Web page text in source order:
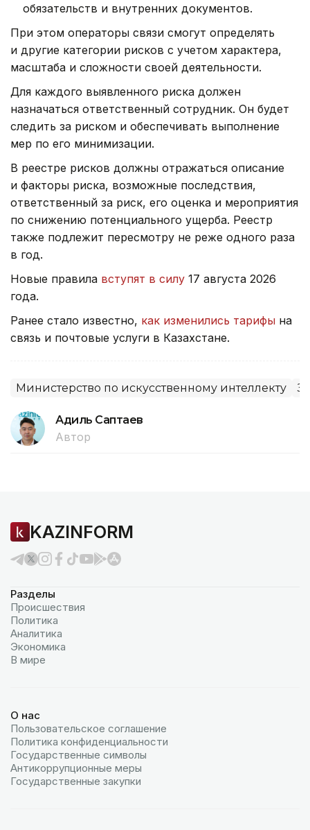
обязательств и внутренних документов.
При этом операторы связи смогут определять
и другие категории рисков с учетом характера,
масштаба и сложности своей деятельности.
Для каждого выявленного риска должен
назначаться ответственный сотрудник. Он будет
следить за риском и обеспечивать выполнение
мер по его минимизации.
В реестре рисков должны отражаться описание
и факторы риска, возможные последствия,
ответственный за риск, его оценка и мероприятия
по снижению потенциального ущерба. Реестр
также подлежит пересмотру не реже одного раза
в год.
Новые правила вступят в силу 17 августа 2026
года.
Ранее стало известно, как изменились тарифы на
связь и почтовые услуги в Казахстане.
Министерство по искусственному интеллекту
Адиль Саптаев
Автор
KAZINFORM
Разделы
Происшествия
Политика
Аналитика
Экономика
В мире
О нас
Пользовательское соглашение
Политика конфиденциальности
Государственные символы
Антикоррупционные меры
Государственные закупки